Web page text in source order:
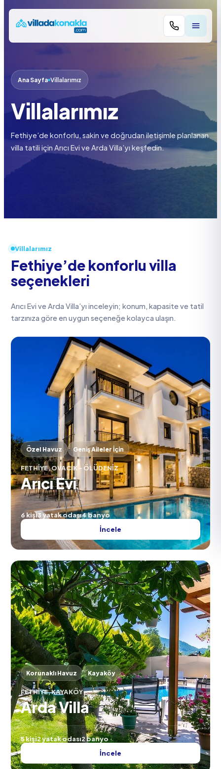
+90 532 724
Ana Sayfa Villalarımız
Villalarımız
Fethiye’de konforlu, sakin ve doğrudan iletişimle planlanan
villa tatili için Arıcı Evi ve Arda Villa’yı keşfedin.
Villalarımız
Fethiye’de konforlu villa
seçenekleri
Arıcı Evi ve Arda Villa’yı inceleyin; konum, kapasite ve tatil
tarzınıza göre en uygun seçeneğe kolayca ulaşın.
Özel Havuz Geniş Aileler İçin
FETHIYE, OVACIK - ÖLÜDENIZ
Arıcı Evi
6 kişi3 yatak odası4 banyo
İncele
Korunaklı Havuz Kayaköy
FETHIYE, KAYAKÖY
Arda Villa
5 kişi2 yatak odası2 banyo
İncele